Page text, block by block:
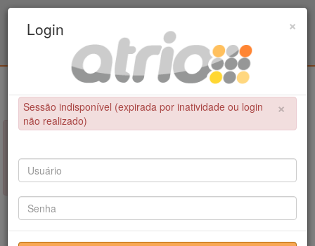
Educação Física / UPE - UFPB
×
NÃO FOI POSSÍVEL CONCLUIR A OPERAÇÃO
Sessão indisponível (expirada por inatividade ou login não
realizado)
×
Login
×
Sessão indisponível (expirada por inatividade ou login
não realizado)